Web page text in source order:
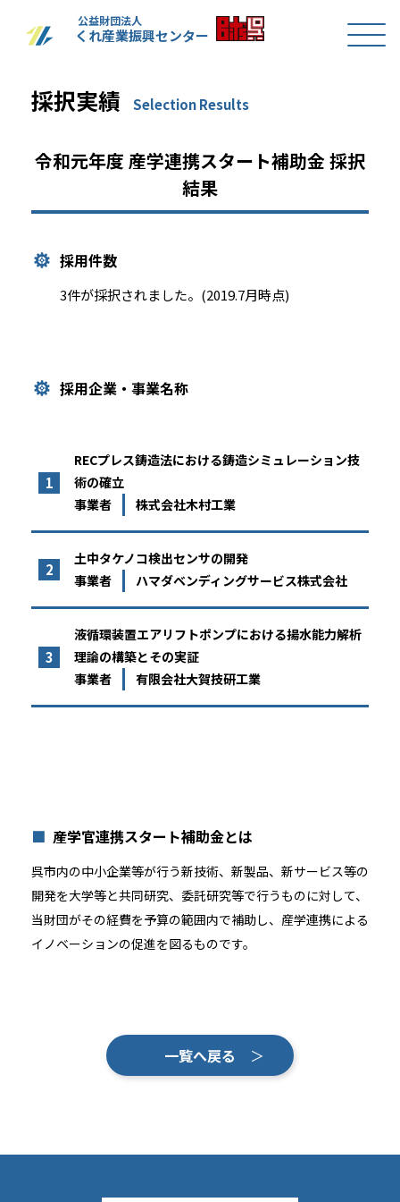
公益財団法人
くれ産業振興センター
採択実績 Selection Results
令和元年度 産学連携スタート補助金 採択
結果
採用件数
3件が採択されました。(2019.7月時点)
採用企業・事業名称
RECプレス鋳造法における鋳造シミュレーション技
術の確立
株式会社木村工業
土中タケノコ検出センサの開発
ハマダベンディングサービス株式会社
液循環装置エアリフトポンプにおける揚水能力解析
理論の構築とその実証
有限会社大賀技研工業
産学官連携スタート補助金とは
呉市内の中小企業等が行う新技術、新製品、新サービス等の
開発を大学等と共同研究、委託研究等で行うものに対して、
当財団がその経費を予算の範囲内で補助し、産学連携による
イノベーションの促進を図るものです。
一覧へ戻る